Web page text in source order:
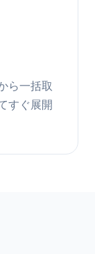
ら一括取
すぐ展開